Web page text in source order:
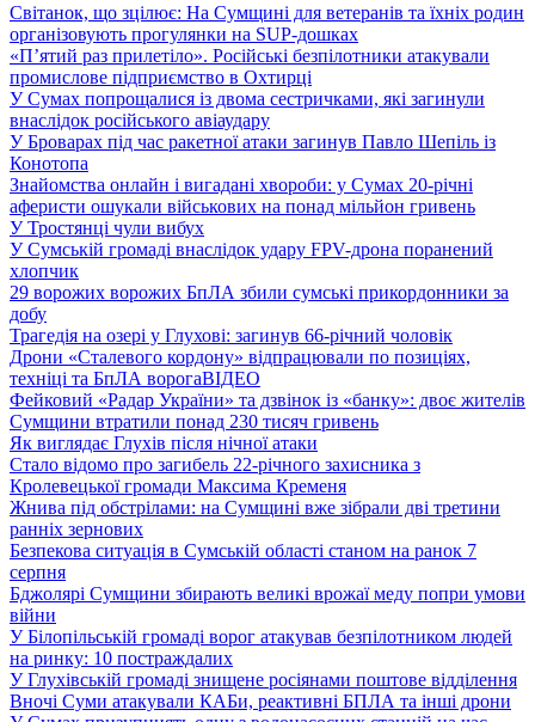
Світанок, що зцілює: На Сумщині для ветеранів та їхніх родин
організовують прогулянки на SUP-дошках
«П’ятий раз прилетіло». Російські безпілотники атакували
промислове підприємство в Охтирці
У Сумах попрощалися із двома сестричками, які загинули
внаслідок російського авіаудару
У Броварах під час ракетної атаки загинув Павло Шепіль із
Конотопа
Знайомства онлайн і вигадані хвороби: у Сумах 20-річні
аферисти ошукали військових на понад мільйон гривень
У Тростянці чули вибух
У Сумській громаді внаслідок удару FPV-дрона поранений
хлопчик
29 ворожих ворожих БпЛА збили сумські прикордонники за
добу
Трагедія на озері у Глухові: загинув 66-річний чоловік
Дрони «Сталевого кордону» відпрацювали по позиціях,
техніці та БпЛА ворогаВІДЕО
Фейковий «Радар України» та дзвінок із «банку»: двоє жителів
Сумщини втратили понад 230 тисяч гривень
Як виглядає Глухів після нічної атаки
Стало відомо про загибель 22-річного захисника з
Кролевецької громади Максима Кременя
Жнива під обстрілами: на Сумщині вже зібрали дві третини
ранніх зернових
Безпекова ситуація в Сумській області станом на ранок 7
серпня
Бджолярі Сумщини збирають великі врожаї меду попри умови
війни
У Білопільській громаді ворог атакував безпілотником людей
на ринку: 10 постраждалих
У Глухівській громаді знищене росіянами поштове відділення
Вночі Суми атакували КАБи, реактивні БПЛА та інші дрони